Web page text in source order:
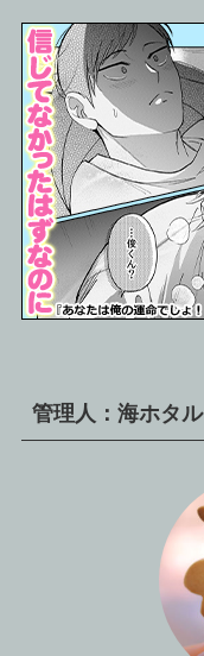
管理人：海ホタル